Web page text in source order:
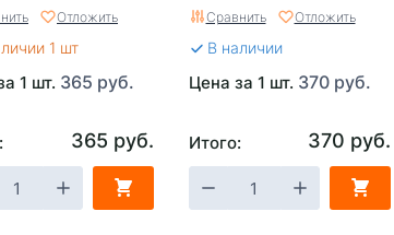
Отложить
1 шт
1 шт. 365 руб.
365 руб.
Сравнить Отложить
В наличии
Цена за 1 шт. 370 руб.
Итого: 370 руб.